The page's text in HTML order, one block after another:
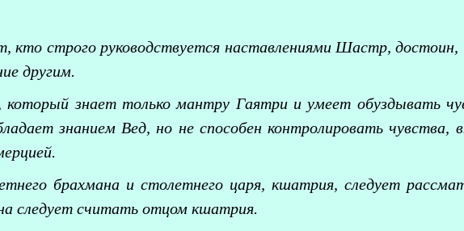
кто строго руководствуется наставлениями Шастр,
другим.
который знает только мантру Гаятри и умеет обуздывать
знанием Вед, но не способен контролировать чувства,
брахмана и столетнего царя, кшатрия, следует
следует считать отцом кшатрия.